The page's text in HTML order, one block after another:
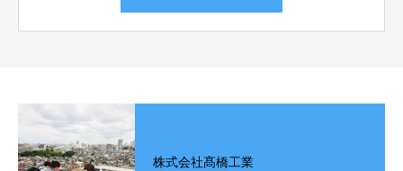
株式会社髙橋工業